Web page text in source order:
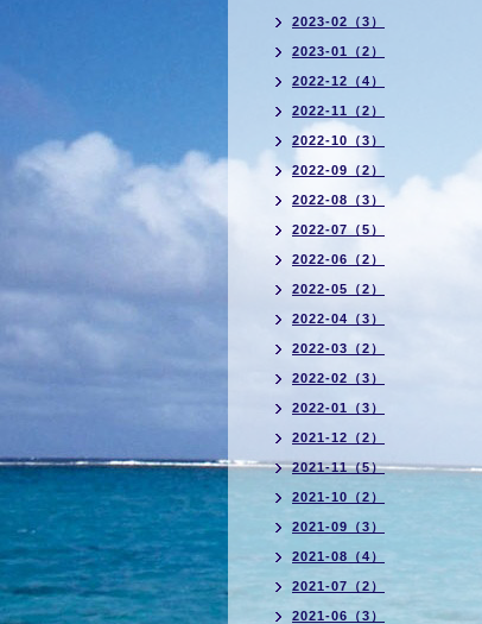
2023-02（3）
2023-01（2）
2022-12（4）
2022-11（2）
2022-10（3）
2022-09（2）
2022-08（3）
2022-07（5）
2022-06（2）
2022-05（2）
2022-04（3）
2022-03（2）
2022-02（3）
2022-01（3）
2021-12（2）
2021-11（5）
2021-10（2）
2021-09（3）
2021-08（4）
2021-07（2）
2021-06（3）